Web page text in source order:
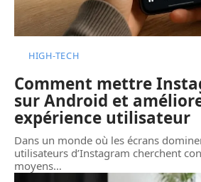
HIGH-TECH
Comment mettre
sur Android et
expérience utilisateur
Dans un monde où les écrans
utilisateurs d’Instagram cherchent
moyens…